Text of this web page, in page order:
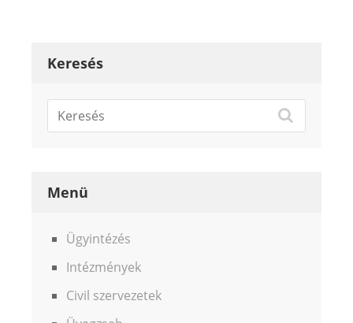
Keresés
Menü
Ügyintézés
Intézmények
Civil szervezetek